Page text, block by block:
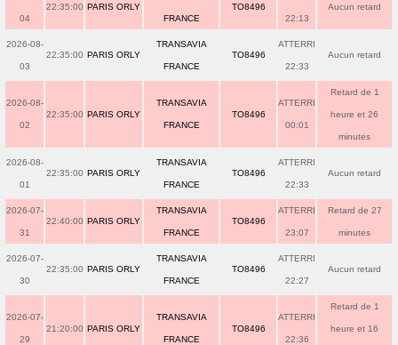
04
22:35:00 PARIS ORLY
FRANCE
TO8496
22:13
Aucun retard
2026-08-
03
22:35:00 PARIS ORLY
TRANSAVIA
FRANCE
TO8496
ATTERRI
22:33
Aucun retard
2026-08-
02
22:35:00 PARIS ORLY
TRANSAVIA
FRANCE
TO8496
ATTERRI
00:01
Retard de 1
heure et 26
minutes
2026-08-
01
22:35:00 PARIS ORLY
TRANSAVIA
FRANCE
TO8496
ATTERRI
22:33
Aucun retard
2026-07-
31
22:40:00 PARIS ORLY
TRANSAVIA
FRANCE
TO8496
ATTERRI
23:07
Retard de 27
minutes
2026-07-
30
22:35:00 PARIS ORLY
TRANSAVIA
FRANCE
TO8496
ATTERRI
22:27
Aucun retard
2026-07-
29
21:20:00 PARIS ORLY
TRANSAVIA
FRANCE
TO8496
ATTERRI
22:36
Retard de 1
heure et 16